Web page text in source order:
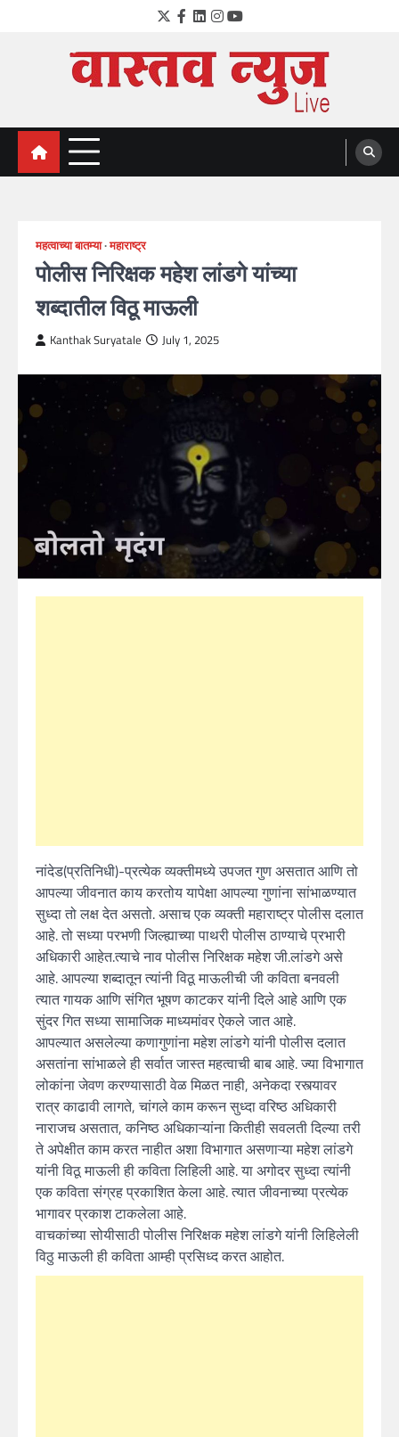
Twitter
Facebook
LinkedIn
Instagram
YouTube
VastavNEWSLive.com
a leading NEWS portal of Maharahstra
महत्वाच्या बातम्या महाराष्ट्र
पोलीस निरिक्षक महेश लांडगे यांच्या
शब्दातील विठू माऊली
Kanthak Suryatale July 1, 2025
नांदेड(प्रतिनिधी)-प्रत्येक व्यक्तीमध्ये उपजत गुण असतात आणि तो
आपल्या जीवनात काय करतोय यापेक्षा आपल्या गुणांना सांभाळण्यात
सुध्दा तो लक्ष देत असतो. असाच एक व्यक्ती महाराष्ट्र पोलीस दलात
आहे. तो सध्या परभणी जिल्ह्याच्या पाथरी पोलीस ठाण्याचे प्रभारी
अधिकारी आहेत.त्याचे नाव पोलीस निरिक्षक महेश जी.लांडगे असे
आहे. आपल्या शब्दातून त्यांनी विठू माऊलीची जी कविता बनवली
त्यात गायक आणि संगित भूषण काटकर यांनी दिले आहे आणि एक
सुंदर गित सध्या सामाजिक माध्यमांवर ऐकले जात आहे.
आपल्यात असलेल्या कणागुणांना महेश लांडगे यांनी पोलीस दलात
असतांना सांभाळले ही सर्वात जास्त महत्वाची बाब आहे. ज्या विभागात
लोकांना जेवण करण्यासाठी वेळ मिळत नाही, अनेकदा रस्त्यावर
रात्र काढावी लागते, चांगले काम करून सुध्दा वरिष्ठ अधिकारी
नाराजच असतात, कनिष्ठ अधिकाऱ्यांना कितीही सवलती दिल्या तरी
ते अपेक्षीत काम करत नाहीत अशा विभागात असणाऱ्या महेश लांडगे
यांनी विठू माऊली ही कविता लिहिली आहे. या अगोदर सुध्दा त्यांनी
एक कविता संग्रह प्रकाशित केला आहे. त्यात जीवनाच्या प्रत्येक
भागावर प्रकाश टाकलेला आहे.
वाचकांच्या सोयीसाठी पोलीस निरिक्षक महेश लांडगे यांनी लिहिलेली
विठु माऊली ही कविता आम्ही प्रसिध्द करत आहोत.